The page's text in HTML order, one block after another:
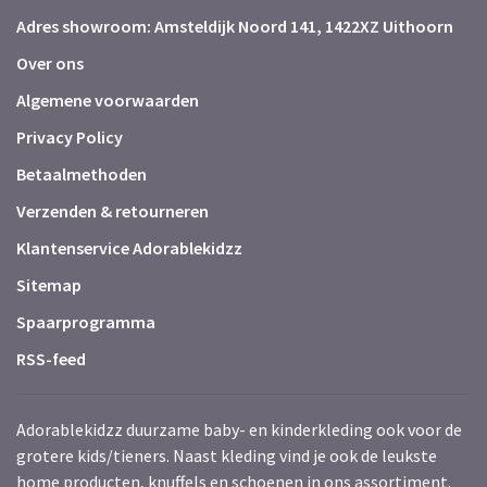
Adres showroom: Amsteldijk Noord 141, 1422XZ Uithoorn
Over ons
Algemene voorwaarden
Privacy Policy
Betaalmethoden
Verzenden & retourneren
Klantenservice Adorablekidzz
Sitemap
Spaarprogramma
RSS-feed
Adorablekidzz duurzame baby- en kinderkleding ook voor de
grotere kids/tieners. Naast kleding vind je ook de leukste
home producten, knuffels en schoenen in ons assortiment.